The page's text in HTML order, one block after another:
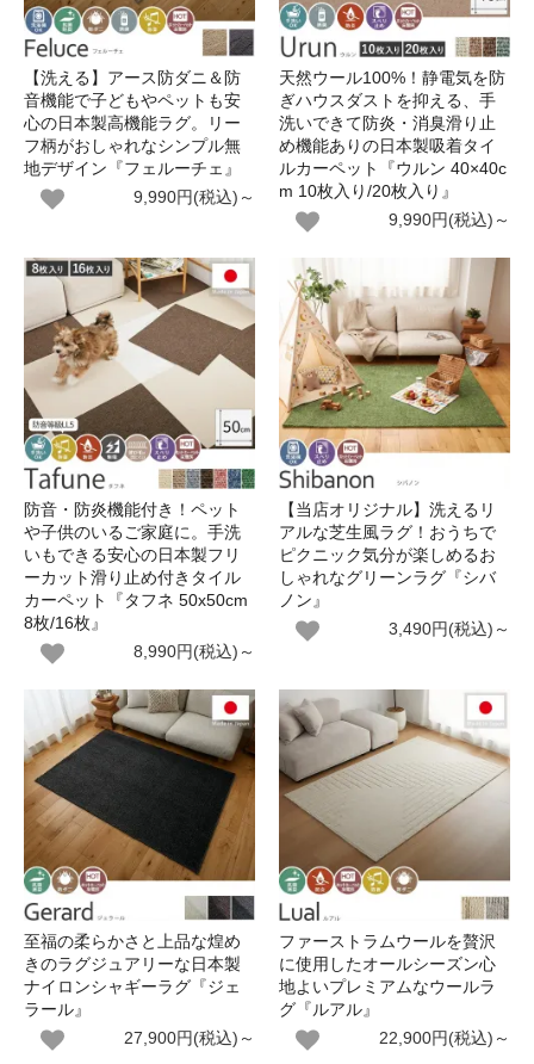
【洗える】アース防ダニ＆防
音機能で子どもやペットも安
心の日本製高機能ラグ。リー
フ柄がおしゃれなシンプル無
地デザイン『フェルーチェ』
9,990円(税込)～
天然ウール100%！静電気を防
ぎハウスダストを抑える、手
洗いできて防炎・消臭滑り止
め機能ありの日本製吸着タイ
ルカーペット『ウルン 40×40c
m 10枚入り/20枚入り』
9,990円(税込)～
防音・防炎機能付き！ペット
や子供のいるご家庭に。手洗
いもできる安心の日本製フリ
ーカット滑り止め付きタイル
カーペット『タフネ 50x50cm
8枚/16枚』
8,990円(税込)～
【当店オリジナル】洗えるリ
アルな芝生風ラグ！おうちで
ピクニック気分が楽しめるお
しゃれなグリーンラグ『シバ
ノン』
3,490円(税込)～
至福の柔らかさと上品な煌め
きのラグジュアリーな日本製
ナイロンシャギーラグ『ジェ
ラール』
27,900円(税込)～
ファーストラムウールを贅沢
に使用したオールシーズン心
地よいプレミアムなウールラ
グ『ルアル』
22,900円(税込)～